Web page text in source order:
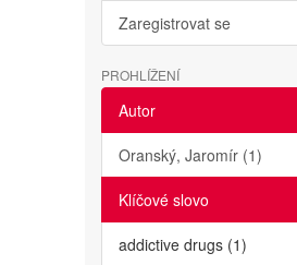
Zaregistrovat se
PROHLÍŽENÍ
Autor
Oranský, Jaromír (1)
Klíčové slovo
addictive drugs (1)